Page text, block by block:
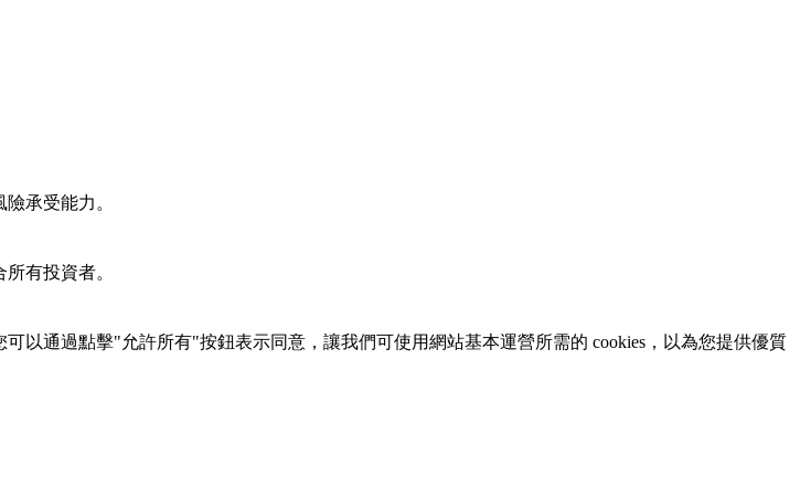
承受能力。
有投資者。
以通過點擊"允許所有"按鈕表示同意，讓我們可使用網站基本運營所需的 cookies，以為您提供優質